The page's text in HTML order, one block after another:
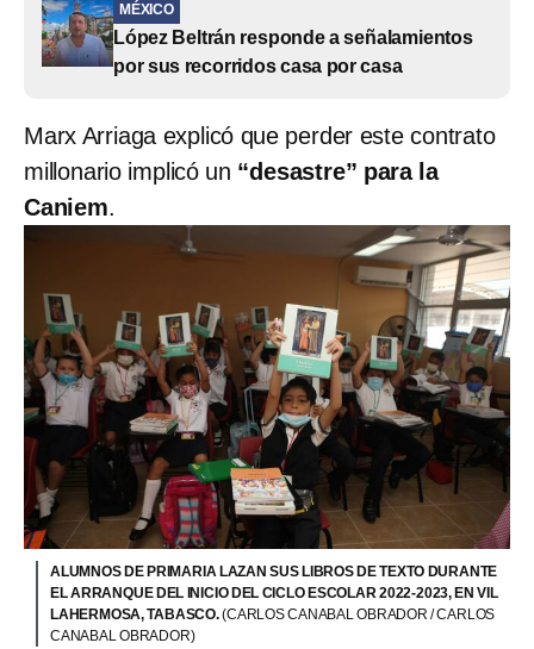
MÉXICO
López Beltrán responde a señalamientos
por sus recorridos casa por casa
Marx Arriaga explicó que perder este contrato
millonario implicó un “desastre” para la
Caniem.
ALUMNOS DE PRIMARIA LAZAN SUS LIBROS DE TEXTO DURANTE
EL ARRANQUE DEL INICIO DEL CICLO ESCOLAR 2022-2023, EN VIL
LAHERMOSA, TABASCO.(CARLOS CANABAL OBRADOR / CARLOS
CANABAL OBRADOR)